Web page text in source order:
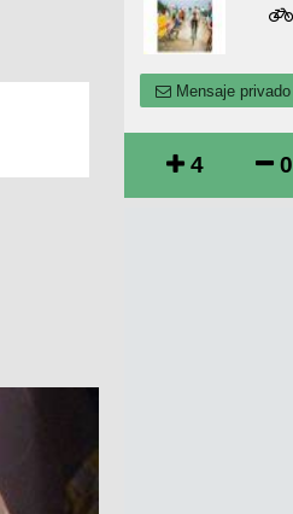
Mensaje privado
4 0